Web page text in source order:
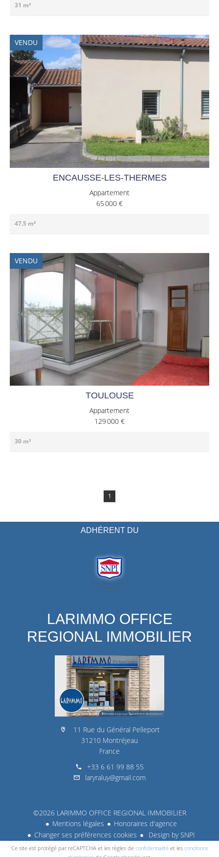
31 m²
ENCAUSSE-LES-THERMES
Appartement
65 000 €
47.5 m²
VENDU
TOULOUSE
Appartement
129 000 €
30 m²
VENDU
1
ADHÉRENT DU
LARIMMO OFFICE
REGIONAL IMMOBILIER
11 Rue du Général Pelleport
31210 Montréjeau
France
+33 6 61 99 88 55
laryraluy@gmail.com
©2026 LARIMMO OFFICE REGIONAL IMMOBILIER
Mentions légales
Honoraires d'agence
Changer ses préférences cookies
Design bySNPI
Ce site est protégé par reCAPTCHA et les règles de confidentialitéet les conditions